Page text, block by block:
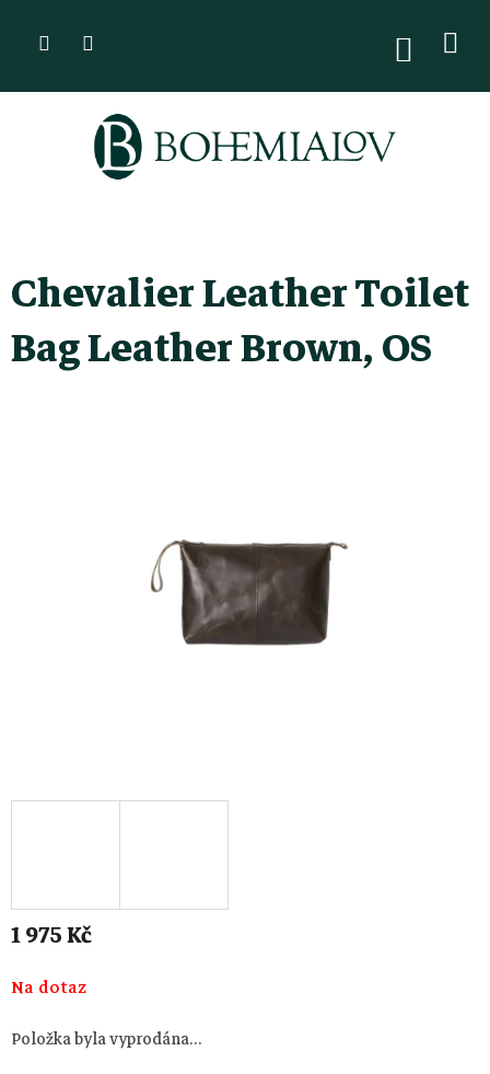
Chevalier Leather Toilet
Bag Leather Brown, OS
1 975 Kč
Měrná
cena:
Na dotaz
Položka byla vyprodána…